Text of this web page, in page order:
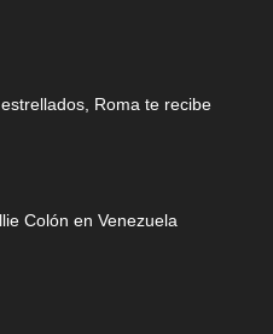
Roma te recibe
Colón en Venezuela